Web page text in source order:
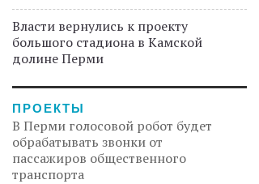
Власти вернулись к проекту
большого стадиона в Камской
долине Перми
ПРОЕКТЫ
В Перми голосовой робот будет
обрабатывать звонки от
пассажиров общественного
транспорта